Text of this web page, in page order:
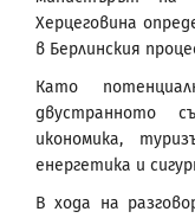
Херцеговина
в Берлинския
Като
двустранното
икономика,
енергетика и
В хода на